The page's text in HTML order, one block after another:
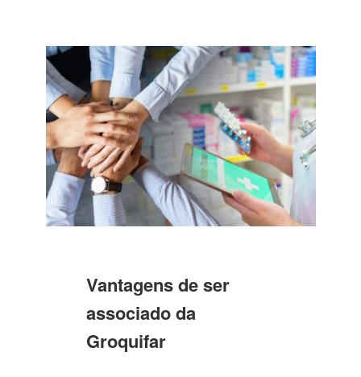
Vantagens de ser
associado da
Groquifar